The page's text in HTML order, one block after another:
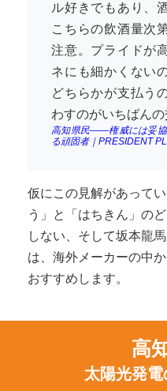
ル好きでもあり、
こちらの飲酒量次
注意。プライドが
ネにも細かくない
どちらかが支払う
わすのがいちばんの
高知県民――権威には妥協
る頑固者｜PRESIDENT
仮にこの見解があって
う」と「はちきん」の
しない、そして坂本龍
は、海外メーカーの中
おすすめします。
高
太陽光発電